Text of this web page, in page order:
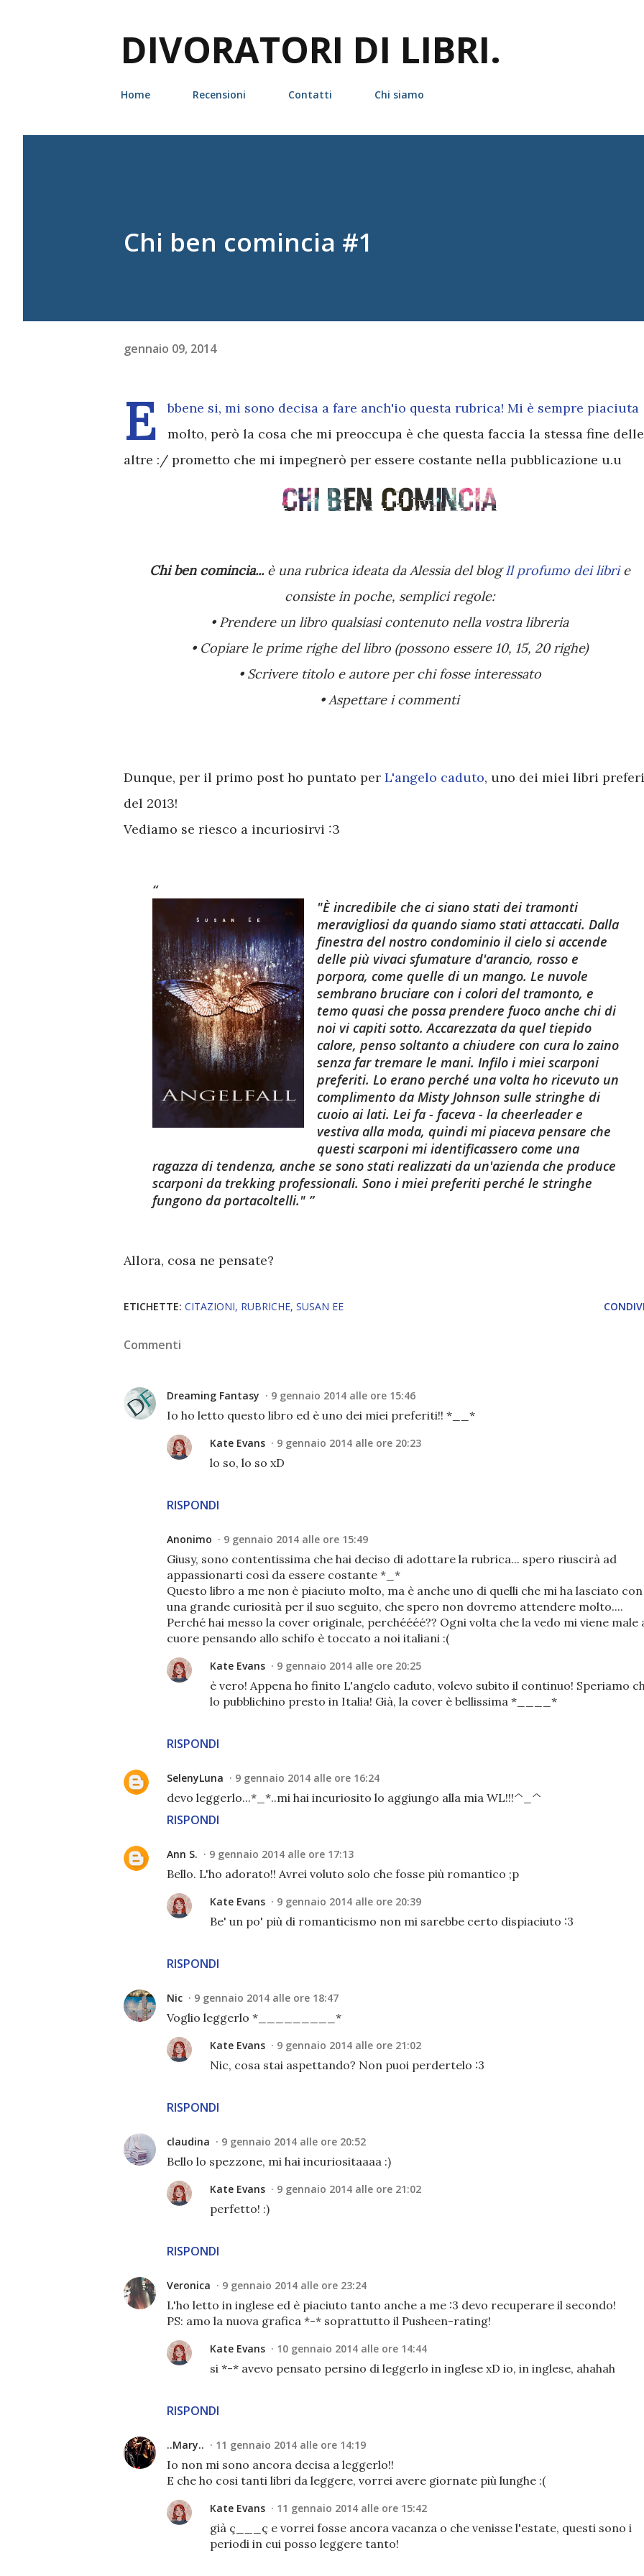
DIVORATORI DI LIBRI.
Home Recensioni Contatti Chi siamo
Chi ben comincia #1
gennaio 09, 2014
E
bbene si, mi sono decisa a fare anch'io questa rubrica! Mi è sempre piaciuta
molto, però la cosa che mi preoccupa è che questa faccia la stessa fine delle
altre :/ prometto che mi impegnerò per essere costante nella pubblicazione u.u
Chi ben comincia...è una rubrica ideata da Alessia del blogIl profumo dei librie
consiste in poche, semplici regole:
• Prendere un libro qualsiasi contenuto nella vostra libreria
• Copiare le prime righe del libro (possono essere 10, 15, 20 righe)
• Scrivere titolo e autore per chi fosse interessato
• Aspettare i commenti
Dunque, per il primo post ho puntato per L'angelo caduto, uno dei miei libri
del 2013!
Vediamo se riesco a incuriosirvi :3
"È incredibile che ci siano stati dei tramonti
meravigliosi da quando siamo stati attaccati. Dalla
finestra del nostro condominio il cielo si accende
delle più vivaci sfumature d'arancio, rosso e
porpora, come quelle di un mango. Le nuvole
sembrano bruciare con i colori del tramonto, e
temo quasi che possa prendere fuoco anche chi di
noi vi capiti sotto. Accarezzata da quel tiepido
calore, penso soltanto a chiudere con cura lo zaino
senza far tremare le mani. Infilo i miei scarponi
preferiti. Lo erano perché una volta ho ricevuto un
complimento da Misty Johnson sulle stringhe di
cuoio ai lati. Lei fa - faceva - la cheerleader e
vestiva alla moda, quindi mi piaceva pensare che
questi scarponi mi identificassero come una
ragazza di tendenza, anche se sono stati realizzati da un'azienda che produce
scarponi da trekking professionali. Sono i miei preferiti perché le stringhe
fungono da portacoltelli."
Allora, cosa ne pensate?
ETICHETTE: CITAZIONI RUBRICHE SUSAN EE
Commenti
Dreaming Fantasy 9 gennaio 2014 alle ore 15:46
Io ho letto questo libro ed è uno dei miei preferiti!! *__*
RISPONDI
Kate Evans 9 gennaio 2014 alle ore 20:23
lo so, lo so xD
Anonimo 9 gennaio 2014 alle ore 15:49
Giusy, sono contentissima che hai deciso di adottare la rubrica... spero riuscirà ad
appassionarti così da essere costante *_*
Questo libro a me non è piaciuto molto, ma è anche uno di quelli che mi ha lasciato con
una grande curiosità per il suo seguito, che spero non dovremo attendere molto....
Perché hai messo la cover originale, perchéééé?? Ogni volta che la vedo mi viene male
cuore pensando allo schifo è toccato a noi italiani :(
RISPONDI
Kate Evans 9 gennaio 2014 alle ore 20:25
è vero! Appena ho finito L'angelo caduto, volevo subito il continuo! Speriamo
lo pubblichino presto in Italia! Già, la cover è bellissima *____*
SelenyLuna 9 gennaio 2014 alle ore 16:24
devo leggerlo...*_*..mi hai incuriosito lo aggiungo alla mia WL!!!^_^
RISPONDI
Ann S. 9 gennaio 2014 alle ore 17:13
Bello. L'ho adorato!! Avrei voluto solo che fosse più romantico ;p
RISPONDI
Kate Evans 9 gennaio 2014 alle ore 20:39
Be' un po' più di romanticismo non mi sarebbe certo dispiaciuto :3
Nic 9 gennaio 2014 alle ore 18:47
Voglio leggerlo *_________*
RISPONDI
Kate Evans 9 gennaio 2014 alle ore 21:02
Nic, cosa stai aspettando? Non puoi perdertelo :3
claudina 9 gennaio 2014 alle ore 20:52
Bello lo spezzone, mi hai incuriositaaaa :)
RISPONDI
Kate Evans 9 gennaio 2014 alle ore 21:02
perfetto! :)
Veronica 9 gennaio 2014 alle ore 23:24
L'ho letto in inglese ed è piaciuto tanto anche a me :3 devo recuperare il secondo!
PS: amo la nuova grafica *-* soprattutto il Pusheen-rating!
RISPONDI
Kate Evans 10 gennaio 2014 alle ore 14:44
si *-* avevo pensato persino di leggerlo in inglese xD io, in inglese, ahahah
..Mary.. 11 gennaio 2014 alle ore 14:19
Io non mi sono ancora decisa a leggerlo!!
E che ho cosi tanti libri da leggere, vorrei avere giornate più lunghe :(
Kate Evans 11 gennaio 2014 alle ore 15:42
già ç___ç e vorrei fosse ancora vacanza o che venisse l'estate, questi sono i
periodi in cui posso leggere tanto!